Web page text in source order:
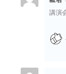
講演